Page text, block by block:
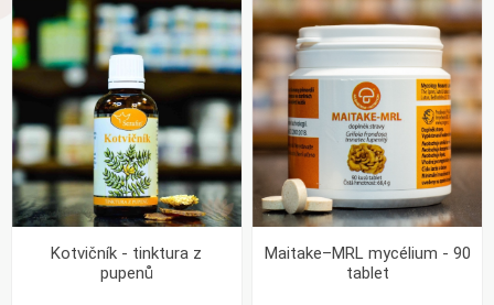
Kotvičník - tinktura z
pupenů
Maitake–MRL mycélium - 90
tablet